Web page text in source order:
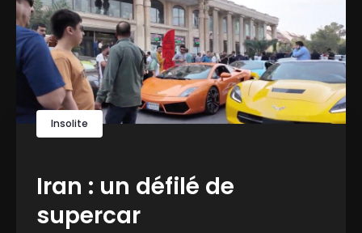
Insolite
Iran : un défilé de
supercar